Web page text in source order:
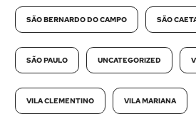
SÃO BERNARDO DO CAMPO SÃO
SÃO PAULO UNCATEGORIZED
VILA CLEMENTINO VILA MARIANA